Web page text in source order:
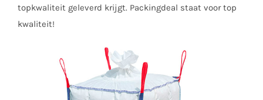
topkwaliteit geleverd krijgt. Packingdeal staat voor top
kwaliteit!